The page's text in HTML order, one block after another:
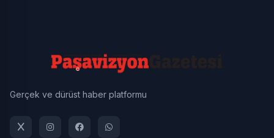
Gerçek ve dürüst haber platformu